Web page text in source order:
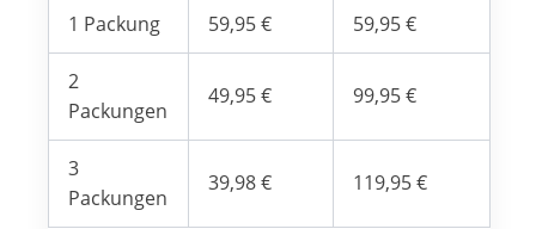
1 Packung 59,95 € 59,95 €
2
Packungen
49,95 € 99,95 €
3
Packungen
39,98 € 119,95 €